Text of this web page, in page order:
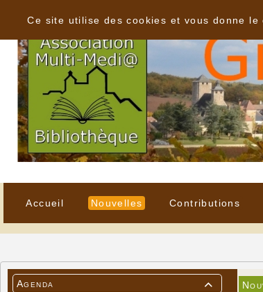
Accueil Nouvelles Contributions

Agenda
Ce site utilise des cookies et vous donne